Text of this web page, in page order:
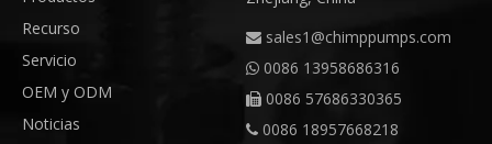
Recurso
Servicio
OEM y ODM
Noticias
 sales1@chimppumps.com
 0086 13958686316
 0086 57686330365
 0086 18957668218